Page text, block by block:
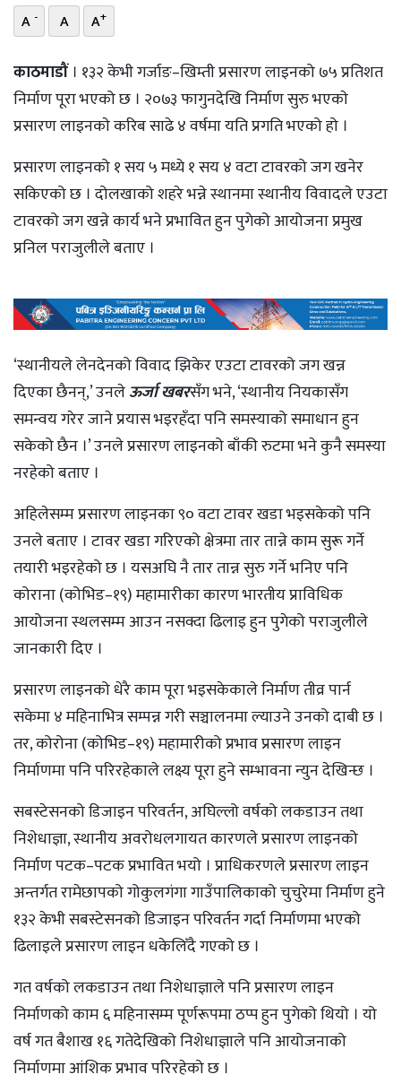
प्रोफाइल
विशेष
A - A A+
काठमाडौं। १३२ केभी गर्जाङ–खिम्ती प्रसारण लाइनको ७५ प्रतिशत
निर्माण पूरा भएको छ । २०७३ फागुनदेखि निर्माण सुरु भएकाे
प्रसारण लाइनकाे करिब साढे ४ वर्षमा यति प्रगति भएको हो ।
प्रसारण लाइनको १ सय ५ मध्ये १ सय ४ वटा टावरको जग खनेर
सकिएको छ । दोलखाको शहरे भन्ने स्थानमा स्थानीय विवादले एउटा
टावरको जग खन्ने कार्य भने प्रभावित हुन पुगेको आयोजना प्रमुख
प्रनिल पराजुलीले बताए ।
‘स्थानीयले लेनदेनको विवाद झिकेर एउटा टावरको जग खन्न
दिएका छैनन्,’ उनलेऊर्जा खबरसँग भने, ‘स्थानीय नियकासँग
समन्वय गरेर जाने प्रयास भइरहँदा पनि समस्याको समाधान हुन
सकेको छैन ।’ उनले प्रसारण लाइनको बाँकी रुटमा भने कुनै समस्या
नरहेको बताए ।
अहिलेसम्म प्रसारण लाइनका ९० वटा टावर खडा भइसकेको पनि
उनले बताए । टावर खडा गरिएको क्षेत्रमा तार तान्ने काम सुरू गर्ने
तयारी भइरहेको छ । यसअघि नै तार तान्न सुरु गर्ने भनिए पनि
कोराना (कोभिड–१९) महामारीका कारण भारतीय प्राविधिक
आयोजना स्थलसम्म आउन नसक्दा ढिलाइ हुन पुगेको पराजुलीले
जानकारी दिए ।
प्रसारण लाइनको धेरै काम पूरा भइसकेकाले निर्माण तीव्र पार्न
सकेमा ४ महिनाभित्र सम्पन्न गरी सञ्चालनमा ल्याउने उनको दाबी छ ।
तर, कोरोना (कोभिड–१९) महामारीको प्रभाव प्रसारण लाइन
निर्माणमा पनि परिरहेकाले लक्ष्य पूरा हुने सम्भावना न्युन देखिन्छ ।
सबस्टेसनको डिजाइन परिवर्तन, अघिल्लो वर्षको लकडाउन तथा
निशेधाज्ञा, स्थानीय अवरोधलगायत कारणले प्रसारण लाइनको
निर्माण पटक–पटक प्रभावित भयो । प्राधिकरणले प्रसारण लाइन
अन्तर्गत रामेछापको गोकुलगंगा गाउँपालिकाको चुचुरेमा निर्माण हुने
१३२ केभी सबस्टेसनको डिजाइन परिवर्तन गर्दा निर्माणमा भएको
ढिलाइले प्रसारण लाइन धकेलिँदै गएको छ ।
गत वर्षको लकडाउन तथा निशेधाज्ञाले पनि प्रसारण लाइन
निर्माणको काम ६ महिनासम्म पूर्णरूपमा ठप्प हुन पुगेको थियो । यो
वर्ष गत बैशाख १६ गतेदेखिको निशेधाज्ञाले पनि आयोजनाको
निर्माणमा आंशिक प्रभाव परिरहेको छ ।